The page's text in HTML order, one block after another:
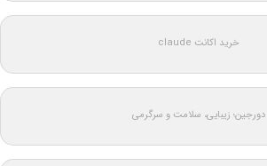
خرید اکانت claude
دورجین؛ زیبایی، سلامت و سرگرمی